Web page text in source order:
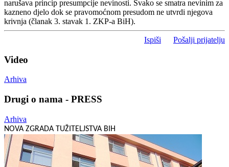
narušava princip presumpcije nevinosti. Svako se smatra nevinim za
kazneno djelo dok se pravomoćnom presudom ne utvrdi njegova
krivnja (članak 3. stavak 1. ZKP-a BiH).
Ispiši Pošalji prijatelju
Video
Arhiva
Drugi o nama - PRESS
Arhiva
NOVA ZGRADA TUŽITELJSTVA BIH